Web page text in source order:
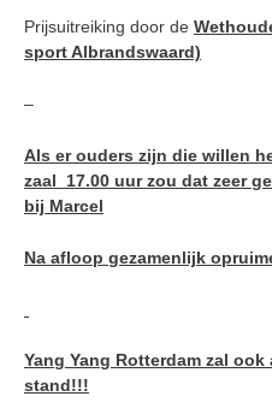
Prijsuitreiking door de
sport Albrandswaard)
–
Als er ouders zijn die willen
zaal 17.00 uur zou dat zeer
bij Marcel
Na afloop gezamenlijk
Yang Yang Rotterdam zal
stand!!!